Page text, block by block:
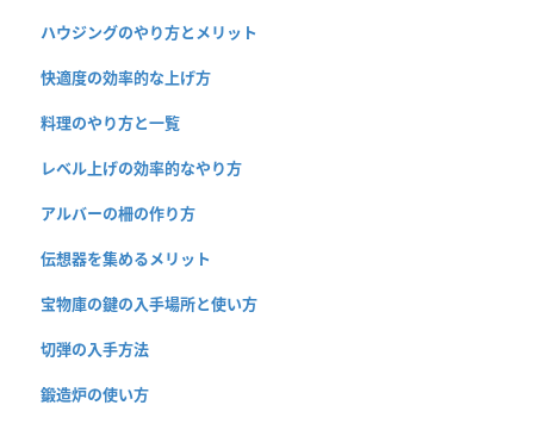
ハウジングのやり方とメリット
快適度の効率的な上げ方
料理のやり方と一覧
レベル上げの効率的なやり方
アルバーの柵の作り方
伝想器を集めるメリット
宝物庫の鍵の入手場所と使い方
切弾の入手方法
鍛造炉の使い方